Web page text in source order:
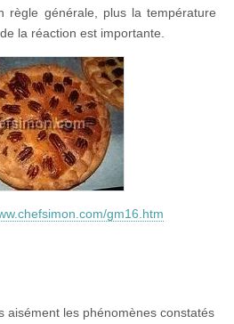
règle générale, plus la température
la réaction est importante.
gm16.htm
aisément les phénomènes constatés